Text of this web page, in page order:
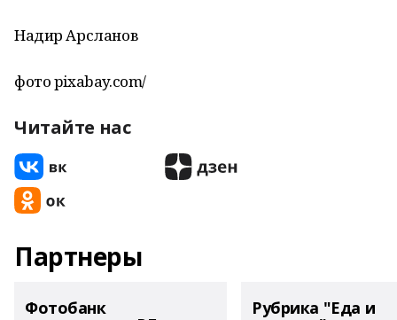
Надир Арсланов
фото pixabay.com/
Читайте нас
Партнеры
Фотобанк Рубрика "Еда и